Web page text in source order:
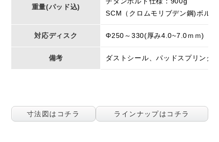
重量(パッド込)
SCM（クロムモリブデン鋼)ボル
対応ディスク Φ250～330(厚み4.0~7.0ｍｍ)
備考 ダストシール、パッドスプリング
寸法図はコチラ ラインナップはコチラ